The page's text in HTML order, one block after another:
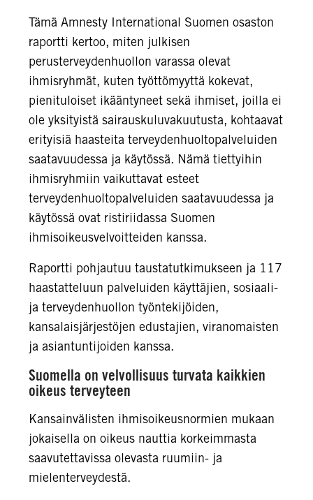
Tämä Amnesty International Suomen osaston
raportti kertoo, miten julkisen
perusterveydenhuollon varassa olevat
ihmisryhmät, kuten työttömyyttä kokevat,
pienituloiset ikääntyneet sekä ihmiset, joilla ei
ole yksityistä sairauskuluvakuutusta, kohtaavat
erityisiä haasteita terveydenhuoltopalveluiden
saatavuudessa ja käytössä. Nämä tiettyihin
ihmisryhmiin vaikuttavat esteet
terveydenhuoltopalveluiden saatavuudessa ja
käytössä ovat ristiriidassa Suomen
ihmisoikeusvelvoitteiden kanssa.
Raportti pohjautuu taustatutkimukseen ja 117
haastatteluun palveluiden käyttäjien, sosiaali-
ja terveydenhuollon työntekijöiden,
kansalaisjärjestöjen edustajien, viranomaisten
ja asiantuntijoiden kanssa.
Suomella on velvollisuus turvata kaikkien
oikeus terveyteen
Kansainvälisten ihmisoikeusnormien mukaan
jokaisella on oikeus nauttia korkeimmasta
saavutettavissa olevasta ruumiin- ja
mielenterveydestä.